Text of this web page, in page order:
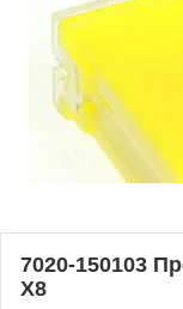
7020-150103
X8